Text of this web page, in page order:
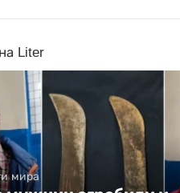
Liter
мира